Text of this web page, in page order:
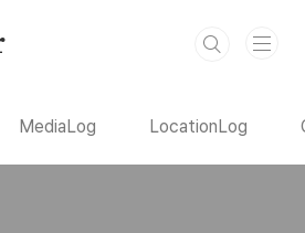
MediaLog LocationLog